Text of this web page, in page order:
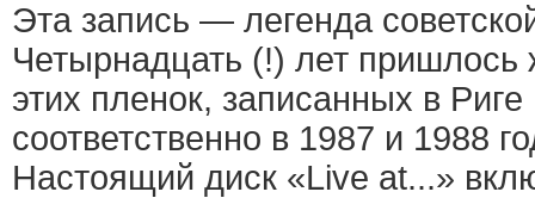
Эта запись — легенда
Четырнадцать (!) лет пришлось
этих пленок, записанных в
соответственно в 1987 и 1988
Настоящий диск «Live at...»